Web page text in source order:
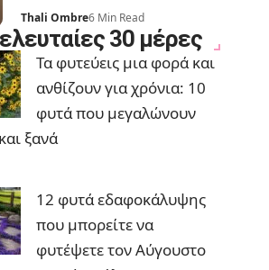
Thali Ombre6 Min Read
30 μέρες
Τα φυτεύεις μια φορά και
ανθίζουν για χρόνια: 10
φυτά που μεγαλώνουν
ξανά
12 φυτά εδαφοκάλυψης
που μπορείτε να
φυτέψετε τον Αύγουστο